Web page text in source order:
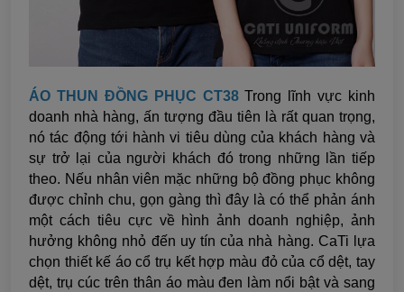
ÁO THUN ĐỒNG PHỤC CT38 Trong lĩnh vực kinh
doanh nhà hàng, ấn tượng đầu tiên là rất quan trọng,
nó tác động tới hành vi tiêu dùng của khách hàng và
sự trở lại của người khách đó trong những lần tiếp
theo. Nếu nhân viên mặc những bộ đồng phục không
được chỉnh chu, gọn gàng thì đây là có thể phản ánh
một cách tiêu cực về hình ảnh doanh nghiệp, ảnh
hưởng không nhỏ đến uy tín của nhà hàng. CaTi lựa
chọn thiết kế áo cổ trụ kết hợp màu đỏ của cổ dệt, tay
dệt, trụ cúc trên thân áo màu đen làm nổi bật và sang